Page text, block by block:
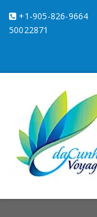
+1-905-826-9664
50022871